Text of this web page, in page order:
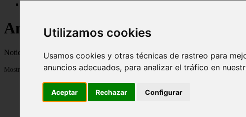
Utilizamos cookies
Usamos cookies y otras técnicas de rastreo para
anuncios adecuados, para analizar el tráfico en
Aceptar Rechazar Configurar
Anime en Español
Noticias, novedades, fanfics, trailers, videos, avances y todo sobre anime en
Mostrando 1 - 24 de 233 artículos